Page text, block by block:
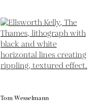
Tom Wesselmann